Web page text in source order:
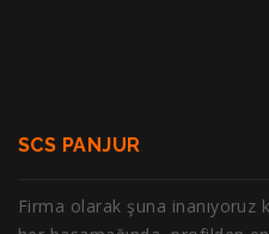
SCS PANJUR
Firma olarak şuna inanıyoruz